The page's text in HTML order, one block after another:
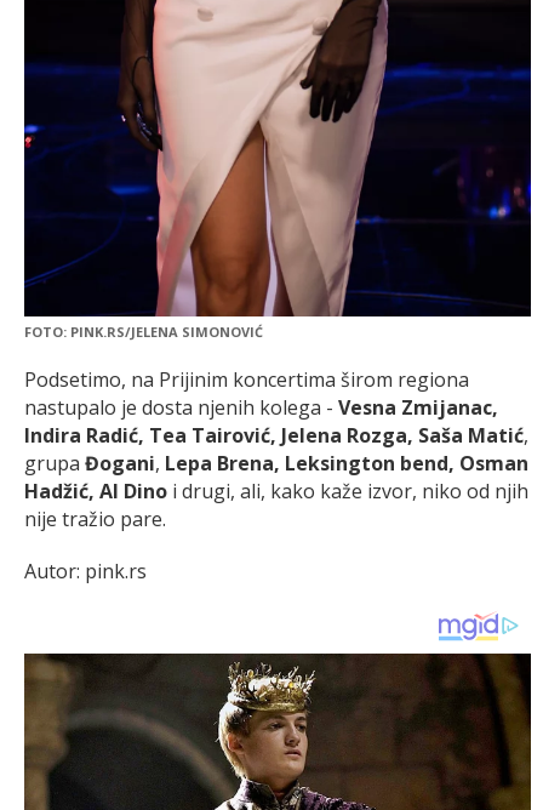
FOTO: PINK.RS/JELENA SIMONOVIĆ
Podsetimo, na Prijinim koncertima širom regiona
nastupalo je dosta njenih kolega - Vesna Zmijanac,
Indira Radić, Tea Tairović, Jelena Rozga, Saša Matić,
grupa Đogani, Lepa Brena, Leksington bend, Osman
Hadžić, Al Dino i drugi, ali, kako kaže izvor, niko od njih
nije tražio pare.
Autor: pink.rs